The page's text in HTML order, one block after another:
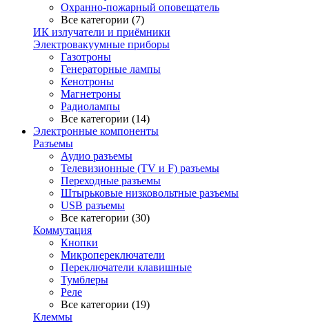
Охранно-пожарный оповещатель
Все категории (7)
ИК излучатели и приёмники
Электровакуумные приборы
Газотроны
Генераторные лампы
Кенотроны
Магнетроны
Радиолампы
Все категории (14)
Электронные компоненты
Разъемы
Аудио разъемы
Телевизионные (TV и F) разъемы
Переходные разъемы
Штырьковые низковольтные разъемы
USB разъемы
Все категории (30)
Коммутация
Кнопки
Микропереключатели
Переключатели клавишные
Тумблеры
Реле
Все категории (19)
Клеммы